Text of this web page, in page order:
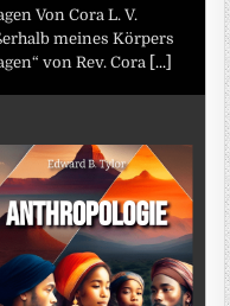
Von Cora L. V.
meines Körpers
von Rev. Cora [...]